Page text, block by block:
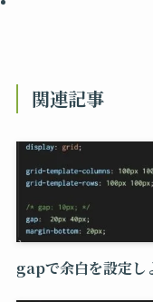
関連記事
gapで余白を設定し